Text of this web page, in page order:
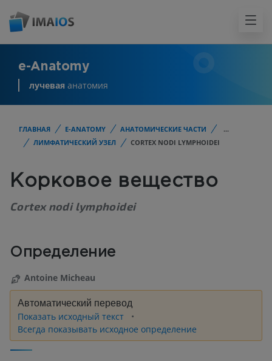
e-Anatomy
лучевая анатомия
ГЛАВНАЯ E-ANATOMY АНАТОМИЧЕСКИЕ ЧАСТИ
...
ЛИМФАТИЧЕСКИЙ УЗЕЛ
CORTEX NODI LYMPHOIDEI
Корковое вещество
Cortex nodi lymphoidei
Определение
Antoine Micheau
Автоматический перевод
Показать исходный текст
Всегда показывать исходное определение